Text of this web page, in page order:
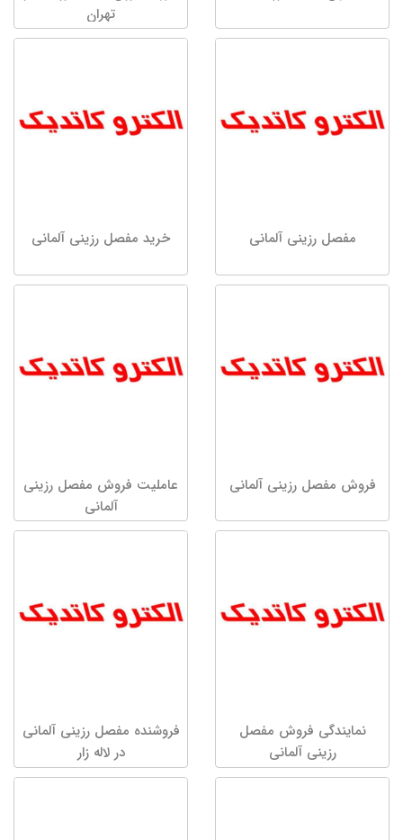
تهران
مفصل رزینی آلمانی خرید مفصل رزینی آلمانی
فروش مفصل رزینی آلمانی
عاملیت فروش مفصل رزینی
آلمانی
نمایندگی فروش مفصل
رزینی آلمانی
فروشنده مفصل رزینی آلمانی
در لاله زار